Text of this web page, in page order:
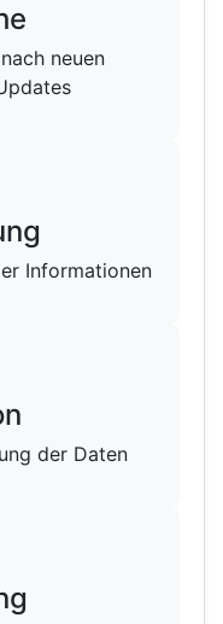
neuen
Informationen
der Daten